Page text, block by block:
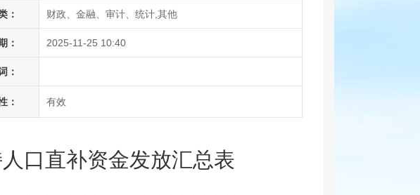
： 财政、金融、审计、统计,其他
： 2025-11-25 10:40
：
： 有效
口直补资金发放汇总表